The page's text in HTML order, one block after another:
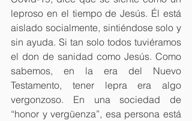
leproso en el tiempo de Jesús. Él está
aislado socialmente, sintiéndose solo y
sin ayuda. Si tan solo todos tuviéramos
el don de sanidad como Jesús. Como
sabemos, en la era del Nuevo
Testamento, tener lepra era algo
vergonzoso. En una sociedad de
“honor y vergüenza”, esa persona está